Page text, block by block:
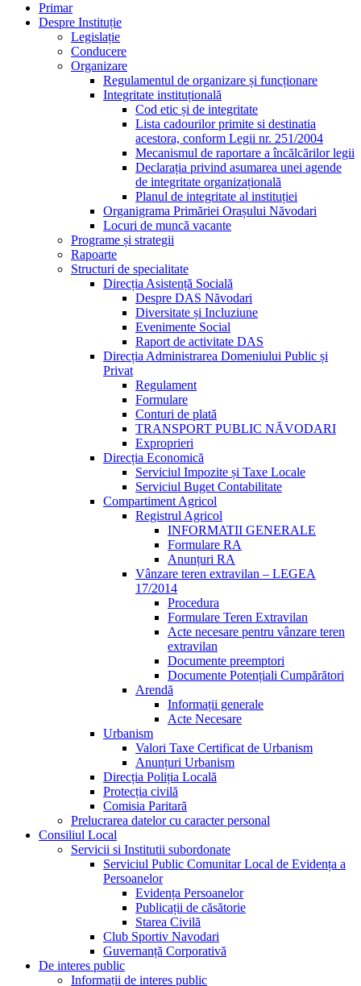
Primar
Despre Instituție
Legislație
Conducere
Organizare
Regulamentul de organizare și funcționare
Integritate instituțională
Cod etic și de integritate
Lista cadourilor primite si destinatia
acestora, conform Legii nr. 251/2004
Mecanismul de raportare a încălcărilor legii
Declarația privind asumarea unei agende
de integritate organizațională
Planul de integritate al instituției
Organigrama Primăriei Orașului Năvodari
Locuri de muncă vacante
Programe și strategii
Rapoarte
Structuri de specialitate
Direcția Asistență Socială
Despre DAS Năvodari
Diversitate și Incluziune
Evenimente Social
Raport de activitate DAS
Direcția Administrarea Domeniului Public și
Privat
Regulament
Formulare
Conturi de plată
TRANSPORT PUBLIC NĂVODARI
Exproprieri
Direcția Economică
Serviciul Impozite și Taxe Locale
Serviciul Buget Contabilitate
Compartiment Agricol
Registrul Agricol
INFORMATII GENERALE
Formulare RA
Anunțuri RA
Vânzare teren extravilan – LEGEA
17/2014
Procedura
Formulare Teren Extravilan
Acte necesare pentru vânzare teren
extravilan
Documente preemptori
Documente Potențiali Cumpărători
Arendă
Informații generale
Acte Necesare
Urbanism
Valori Taxe Certificat de Urbanism
Anunțuri Urbanism
Direcția Poliția Locală
Protecția civilă
Comisia Paritară
Prelucrarea datelor cu caracter personal
Consiliul Local
Servicii si Institutii subordonate
Serviciul Public Comunitar Local de Evidența a
Persoanelor
Evidența Persoanelor
Publicații de căsătorie
Starea Civilă
Club Sportiv Navodari
Guvernanță Corporativă
De interes public
Informații de interes public